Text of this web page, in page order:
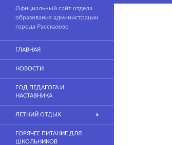
Официальный сайт отдела
образования администрации
города Рассказово
ГЛАВНАЯ
НОВОСТИ
ГОД ПЕДАГОГА И
НАСТАВНИКА
ЛЕТНИЙ ОТДЫХ
ГОРЯЧЕЕ ПИТАНИЕ ДЛЯ
ШКОЛЬНИКОВ